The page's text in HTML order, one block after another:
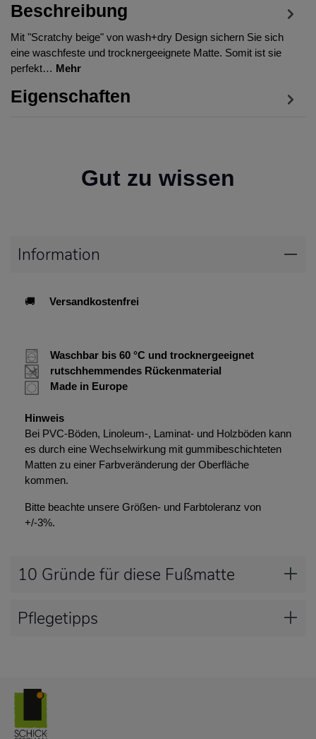
Beschreibung
Mit "Scratchy beige" von wash+dry Design sichern Sie sich
eine waschfeste und trocknergeeignete Matte. Somit ist sie
perfekt… Mehr
Eigenschaften
Gut zu wissen
Information
🚚 Versandkostenfrei
Waschbar bis 60 °C und trocknergeeignet
rutschhemmendes Rückenmaterial
Made in Europe
Hinweis
Bei PVC-Böden, Linoleum-, Laminat- und Holzböden kann
es durch eine Wechselwirkung mit gummibeschichteten
Matten zu einer Farbveränderung der Oberfläche
kommen.
Bitte beachte unsere Größen- und Farbtoleranz von
+/-3%.
10 Gründe für diese Fußmatte
Pflegetipps